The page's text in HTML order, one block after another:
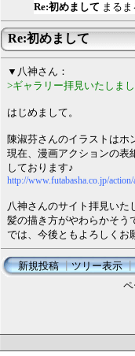
Re:初めまして まるま
Re:初めまして
▼八神さん：
>ギャラリー拝見いたしま
はじめまして。
陳淑芬さんのイラストはホ
現在、漫画アクションの表
しております♪
http://www.futabasha.co.jp/
八神さんのサイト拝見いた
髪の描き方がやわらかそう
では、今後ともよろしくお
新規投稿┃ツリー表示┃
ペ